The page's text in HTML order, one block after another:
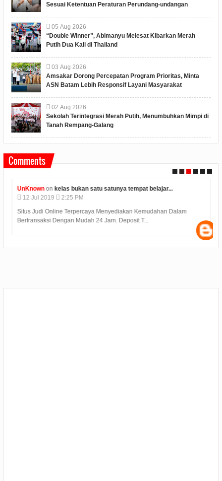
Sesuai Ketentuan Peraturan Perundang-undangan
05 Aug 2026
“Double Winner”, Abimanyu Melesat Kibarkan Merah
Putih Dua Kali di Thailand
03 Aug 2026
Amsakar Dorong Percepatan Program Prioritas, Minta
ASN Batam Lebih Responsif Layani Masyarakat
02 Aug 2026
Sekolah Terintegrasi Merah Putih, Menumbuhkan Mimpi di
Tanah Rempang-Galang
Comments
UnKnownonkelas bukan satu satunya tempat belajar...
12 Jul 2019
2:25 PM
Situs Judi Online Terpercaya Menyediakan Kemudahan Dalam
Bertransaksi Dengan Mudah 24 Jam. Deposit T...